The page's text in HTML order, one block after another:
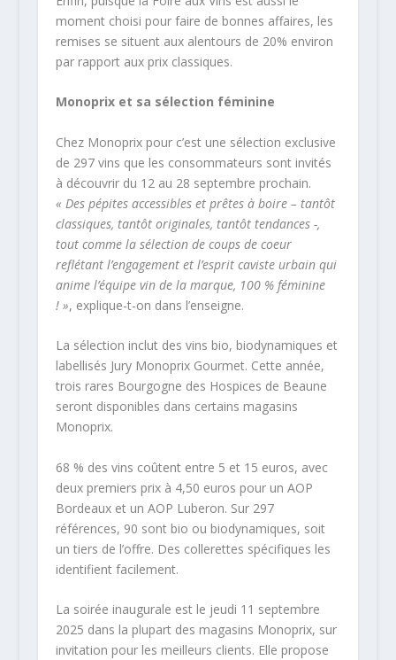
moment choisi pour faire de bonnes affaires, les
remises se situent aux alentours de 20% environ
par rapport aux prix classiques.
Monoprix et sa sélection féminine
Chez Monoprix pour c’est une sélection exclusive
de 297 vins que les consommateurs sont invités
à découvrir du 12 au 28 septembre prochain.
« Des pépites accessibles et prêtes à boire – tantôt
classiques, tantôt originales, tantôt tendances -,
tout comme la sélection de coups de coeur
reflétant l’engagement et l’esprit caviste urbain qui
anime l’équipe vin de la marque, 100 % féminine
! », explique-t-on dans l’enseigne.
La sélection inclut des vins bio, biodynamiques et
labellisés Jury Monoprix Gourmet. Cette année,
trois rares Bourgogne des Hospices de Beaune
seront disponibles dans certains magasins
Monoprix.
68 % des vins coûtent entre 5 et 15 euros, avec
deux premiers prix à 4,50 euros pour un AOP
Bordeaux et un AOP Luberon. Sur 297
références, 90 sont bio ou biodynamiques, soit
un tiers de l’offre. Des collerettes spécifiques les
identifient facilement.
La soirée inaugurale est le jeudi 11 septembre
2025 dans la plupart des magasins Monoprix, sur
invitation pour les meilleurs clients. Elle propose